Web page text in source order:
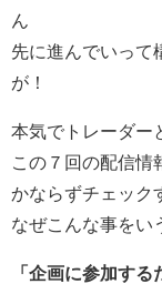
ん
先に進んでいって
が！
本気でトレーダー
この７回の配信情
かならずチェック
なぜこんな事をい
「企画に参加する